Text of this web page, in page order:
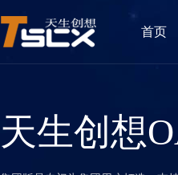
首页
天生创想